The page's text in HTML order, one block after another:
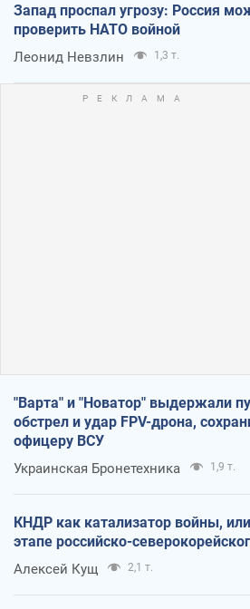
Запад проспал угрозу: Россия
проверить НАТО войной
Леонид Невзлин 1,3 т.
"Варта" и "Новатор" выдержали
обстрел и удар FPV-дрона,
офицеру ВСУ
Украинская Бронетехника 1,9 т.
КНДР как катализатор войны,
этапе российско-
Алексей Кущ 2,1 т.